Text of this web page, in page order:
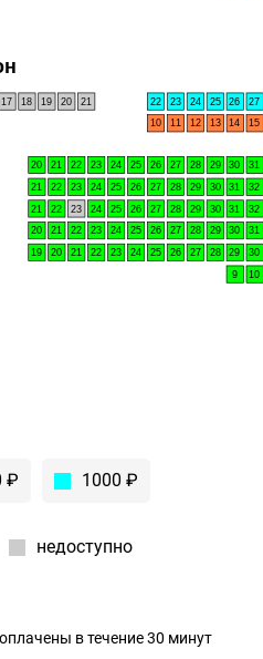
17 18 19 20 21 22 23 24 25 26 27
10 11 12 13 14 15
20 21 22 23 24 25 26 27 28 29 30 31
21 22 23 24 25 26 27 28 29 30 31 32
21 22 23 24 25 26 27 28 29 30 31 32
20 21 22 23 24 25 26 27 28 29 30 31
19 20 21 22 23 24 25 26 27 28 29 30
9 10
₽ 1000 ₽
недоступно
в течение 30 минут